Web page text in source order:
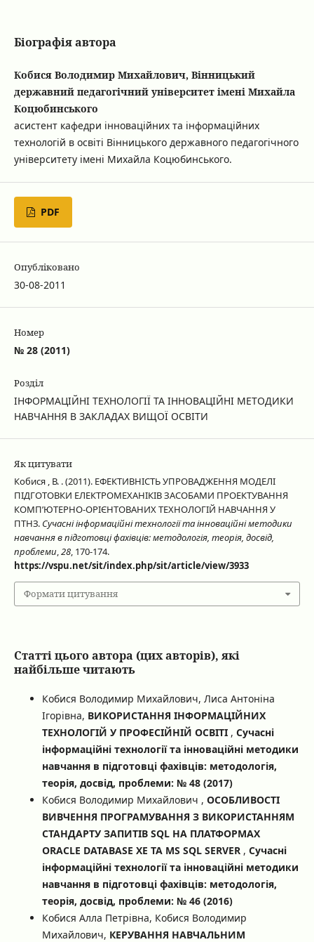
Біографія автора
Кобися Володимир Михайлович, Вінницький
державний педагогічний університет імені Михайла
Коцюбинського
асистент кафедри інноваційних та інформаційних
технологій в освіті Вінницького державного педагогічного
університету імені Михайла Коцюбинського.
PDF
Опубліковано
30-08-2011
Номер
№ 28 (2011)
Розділ
ІНФОРМАЦІЙНІ ТЕХНОЛОГІЇ ТА ІННОВАЦІЙНІ МЕТОДИКИ
НАВЧАННЯ В ЗАКЛАДАХ ВИЩОЇ ОСВІТИ
Як цитувати
Кобися , В. . (2011). ЕФЕКТИВНІСТЬ УПРОВАДЖЕННЯ МОДЕЛІ
ПІДГОТОВКИ ЕЛЕКТРОМЕХАНІКІВ ЗАСОБАМИ ПРОЕКТУВАННЯ
КОМП’ЮТЕРНО-ОРІЄНТОВАНИХ ТЕХНОЛОГІЙ НАВЧАННЯ У
ПТНЗ. Сучасні інформаційні технології та інноваційні методики
навчання в підготовці фахівців: методологія, теорія, досвід,
проблеми,28, 170-174.
https://vspu.net/sit/index.php/sit/article/view/3933
Формати цитування
Статті цього автора (цих авторів), які
найбільше читають
Кобися Володимир Михайлович, Лиса Антоніна
Ігорівна, ВИКОРИСТАННЯ ІНФОРМАЦІЙНИХ
ТЕХНОЛОГІЙ У ПРОФЕСІЙНІЙ ОСВІТІ , Сучасні
інформаційні технології та інноваційні методики
навчання в підготовці фахівців: методологія,
теорія, досвід, проблеми: № 48 (2017)
Кобися Володимир Михайлович , ОСОБЛИВОСТІ
ВИВЧЕННЯ ПРОГРАМУВАННЯ З ВИКОРИСТАННЯМ
СТАНДАРТУ ЗАПИТІВ SQL НА ПЛАТФОРМАХ
ORACLE DATABASE XE ТА MS SQL SERVER , Сучасні
інформаційні технології та інноваційні методики
навчання в підготовці фахівців: методологія,
теорія, досвід, проблеми: № 46 (2016)
Кобися Алла Петрівна, Кобися Володимир
Михайлович, КЕРУВАННЯ НАВЧАЛЬНИМ